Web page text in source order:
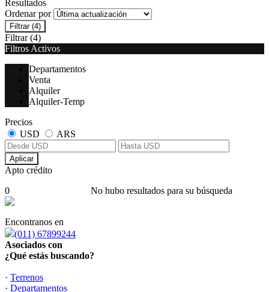
Resultados
Ordenar por
Filtrar (4)
Filtrar (4)
Filtros Activos
Departamentos
Venta
Alquiler
Alquiler-Temp
Precios
USD
ARS
Aplicar
Apto crédito
No hubo resultados para su búsqueda
0
Encontranos en
(011) 67899244
Asociados con
¿Qué estás buscando?
· Terrenos
· Departamentos